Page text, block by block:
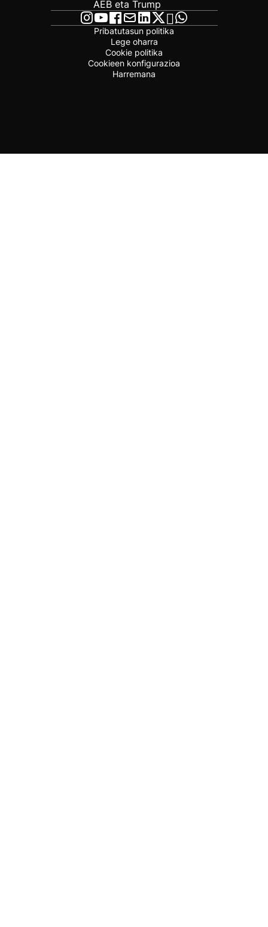
AEB eta Trump
Pribatutasun politika
Lege oharra
Cookie politika
Cookieen konfigurazioa
Harremana